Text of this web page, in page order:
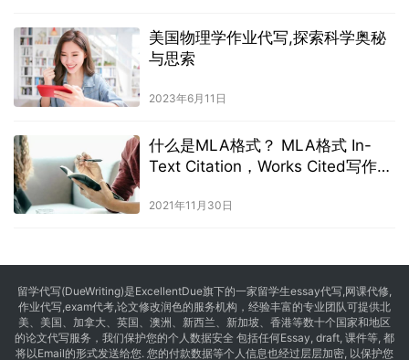
美国物理学作业代写,探索科学奥秘
与思索
2023年6月11日
什么是MLA格式？ MLA格式 In-
Text Citation，Works Cited写作细
2021年11月30日
留学代写(DueWriting)是ExcellentDue旗下的一家留学生essay代写,网课代修,
作业代写,exam代考,论文修改润色的服务机构，经验丰富的专业团队可提供北
美、美国、加拿大、英国、澳洲、新西兰、新加坡、香港等数十个国家和地区
的论文代写服务，我们保护您的个人数据安全 包括任何Essay, draft, 课件等, 都
将以Email的形式发送给您. 您的付款数据等个人信息也经过层层加密, 以保护您